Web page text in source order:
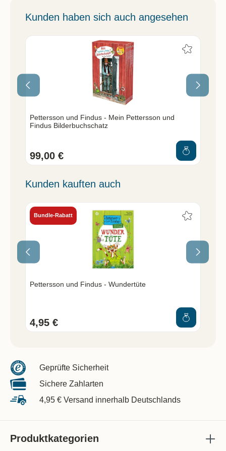
Kunden haben sich auch angesehen
Pettersson und Findus - Mein Pettersson und
Findus Bilderbuchschatz
99,00 €
Kunden kauften auch
Bundle-Rabatt
Pettersson und Findus - Wundertüte
4,95 €
Geprüfte Sicherheit
Sichere Zahlarten
4,95 € Versand innerhalb Deutschlands
Produktkategorien